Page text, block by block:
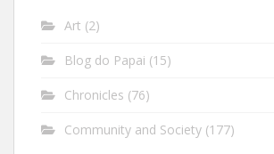
Art (2)
Blog do Papai (15)
Chronicles (76)
Community and Society (177)